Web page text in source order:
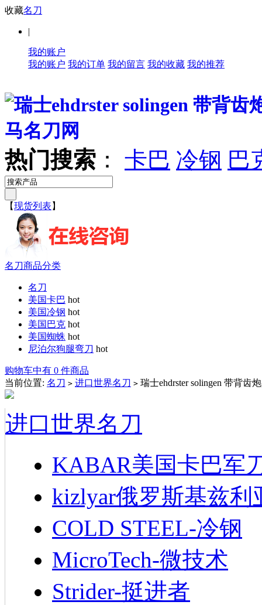
收藏名刀
|
我的账户
我的账户 我的订单 我的留言 我的收藏 我的推荐
热门搜索 ： 卡巴 冷钢 巴
【现货列表 】
名刀商品分类
名刀
美国卡巴 hot
美国冷钢 hot
美国巴克 hot
美国蜘蛛 hot
尼泊尔狗腿弯刀 hot
购物车中有 0 件商品
当前位置: 名刀 > 进口世界名刀 > 瑞士ehdrster solingen 带背齿
进口世界名刀
KABAR美国卡巴军
kizlyar俄罗斯基兹利
COLD STEEL-冷钢
MicroTech-微技术
Strider-挺进者